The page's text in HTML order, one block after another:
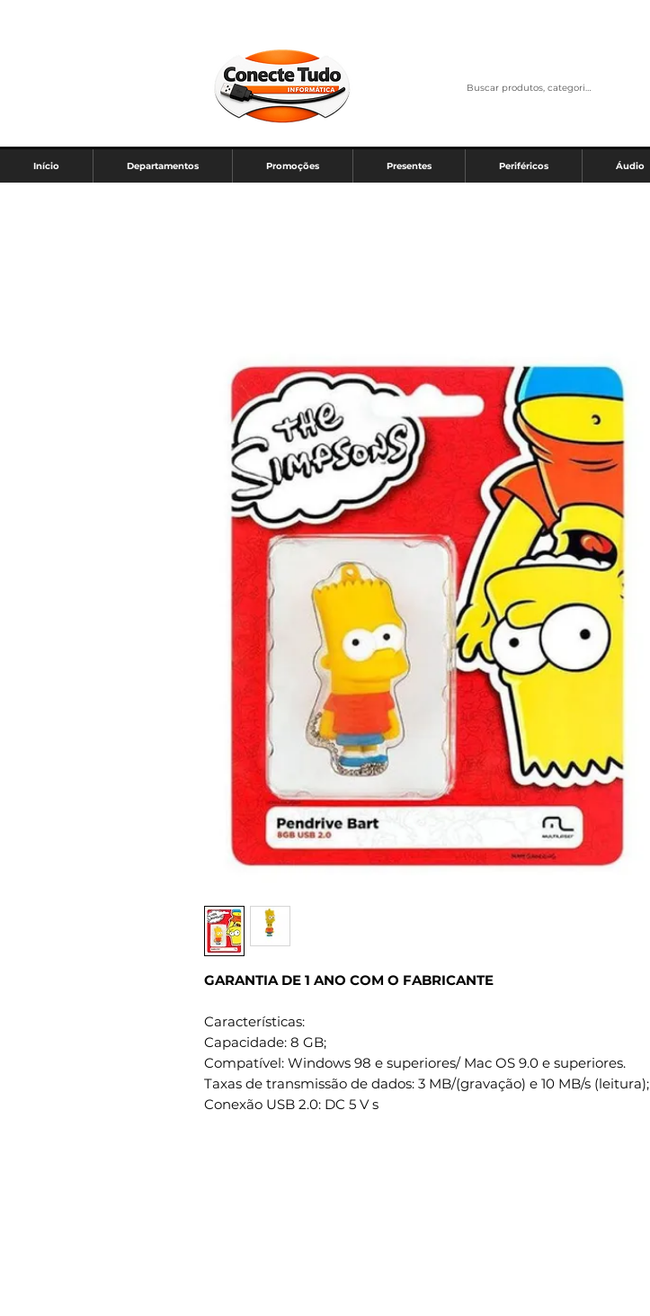
GARANTIA DE 1 ANO COM O FABRICANTE
Características:
Capacidade: 8 GB;
Compatível: Windows 98 e superiores/ Mac OS 9.0 e superiores.
Taxas de transmissão de dados: 3 MB/(gravação) e 10 MB/s (leitura);
Conexão USB 2.0: DC 5 V s
Início Departamentos Promoções Presentes Periféricos Áudio